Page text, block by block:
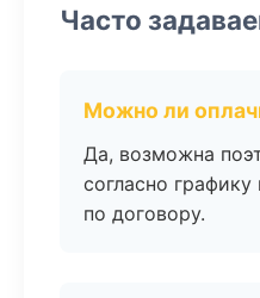
Часто
Можно ли
Да, возможна
согласно
по договору.